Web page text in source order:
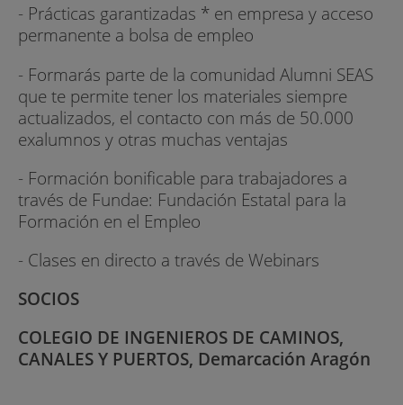
- Prácticas garantizadas * en empresa y acceso
permanente a bolsa de empleo
- Formarás parte de la comunidad Alumni SEAS
que te permite tener los materiales siempre
actualizados, el contacto con más de 50.000
exalumnos y otras muchas ventajas
- Formación bonificable para trabajadores a
través de Fundae: Fundación Estatal para la
Formación en el Empleo
- Clases en directo a través de Webinars
SOCIOS
COLEGIO DE INGENIEROS DE CAMINOS,
CANALES Y PUERTOS, Demarcación Aragón